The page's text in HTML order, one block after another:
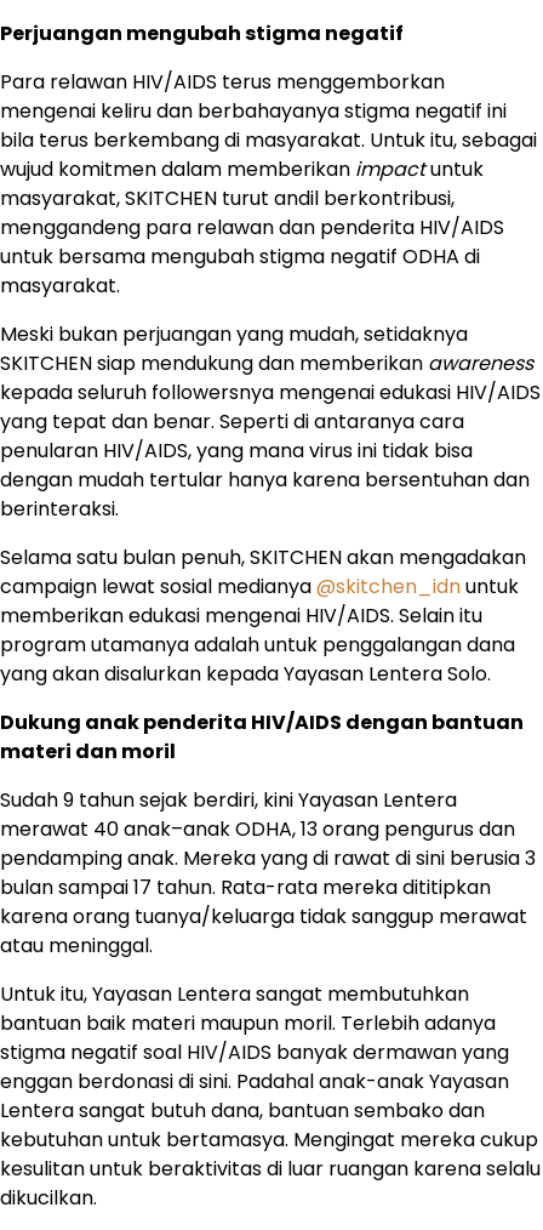
Perjuangan mengubah stigma negatif
Para relawan HIV/AIDS terus menggemborkan
mengenai keliru dan berbahayanya stigma negatif ini
bila terus berkembang di masyarakat. Untuk itu, sebagai
wujud komitmen dalam memberikan impactuntuk
masyarakat, SKITCHEN turut andil berkontribusi,
menggandeng para relawan dan penderita HIV/AIDS
untuk bersama mengubah stigma negatif ODHA di
masyarakat.
Meski bukan perjuangan yang mudah, setidaknya
SKITCHEN siap mendukung dan memberikan awareness
kepada seluruh followersnya mengenai edukasi HIV/AIDS
yang tepat dan benar. Seperti di antaranya cara
penularan HIV/AIDS, yang mana virus ini tidak bisa
dengan mudah tertular hanya karena bersentuhan dan
berinteraksi.
Selama satu bulan penuh, SKITCHEN akan mengadakan
campaign lewat sosial medianya@skitchen_idnuntuk
memberikan edukasi mengenai HIV/AIDS. Selain itu
program utamanya adalah untuk penggalangan dana
yang akan disalurkan kepada Yayasan Lentera Solo.
Dukung anak penderita HIV/AIDS dengan bantuan
materi dan moril
Sudah 9 tahun sejak berdiri, kini Yayasan Lentera
merawat 40 anak–anak ODHA, 13 orang pengurus dan
pendamping anak. Mereka yang di rawat di sini berusia 3
bulan sampai 17 tahun. Rata-rata mereka dititipkan
karena orang tuanya/keluarga tidak sanggup merawat
atau meninggal.
Untuk itu, Yayasan Lentera sangat membutuhkan
bantuan baik materi maupun moril. Terlebih adanya
stigma negatif soal HIV/AIDS banyak dermawan yang
enggan berdonasi di sini. Padahal anak-anak Yayasan
Lentera sangat butuh dana, bantuan sembako dan
kebutuhan untuk bertamasya. Mengingat mereka cukup
kesulitan untuk beraktivitas di luar ruangan karena selalu
dikucilkan.